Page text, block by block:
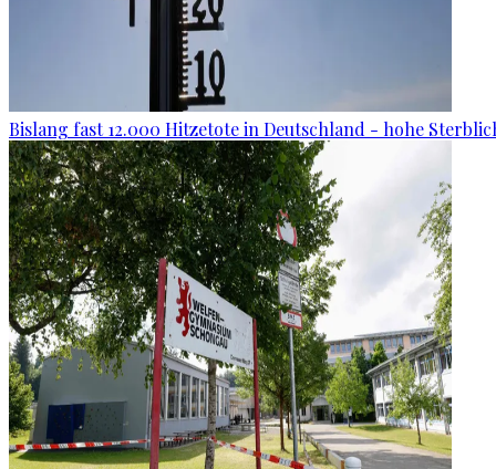
Bislang fast 12.000 Hitzetote in Deutschland - hohe